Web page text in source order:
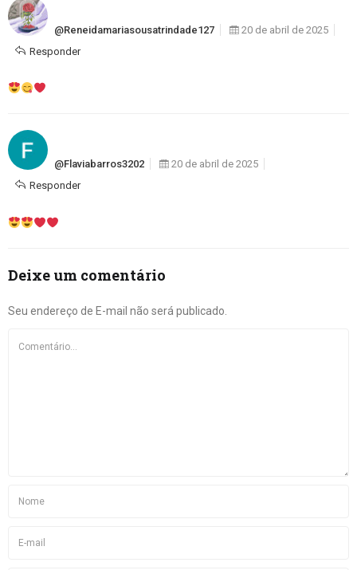
@reneidamariasousatrindade127
20 de abril de 2025
Responder
@flaviabarros3202
20 de abril de 2025
Responder
Deixe um comentário
Seu endereço de E-mail não será publicado.